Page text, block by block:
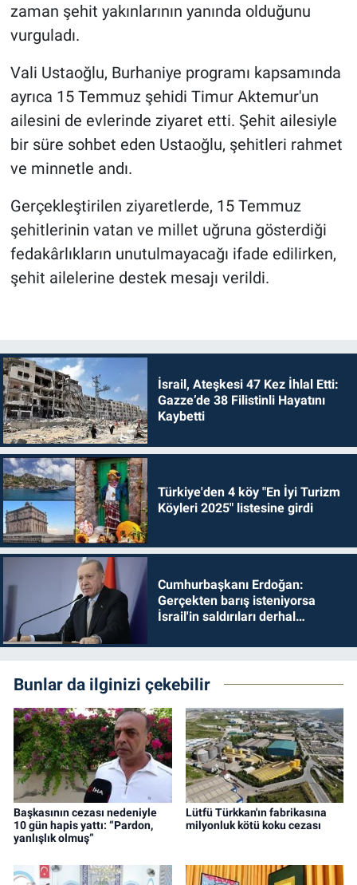
zaman şehit yakınlarının yanında olduğunu
vurguladı.
Vali Ustaoğlu, Burhaniye programı kapsamında
ayrıca 15 Temmuz şehidi Timur Aktemur'un
ailesini de evlerinde ziyaret etti. Şehit ailesiyle
bir süre sohbet eden Ustaoğlu, şehitleri rahmet
ve minnetle andı.
Gerçekleştirilen ziyaretlerde, 15 Temmuz
şehitlerinin vatan ve millet uğruna gösterdiği
fedakârlıkların unutulmayacağı ifade edilirken,
şehit ailelerine destek mesajı verildi.
İsrail, Ateşkesi 47 Kez İhlal Etti:
Gazze’de 38 Filistinli Hayatını
Kaybetti
Türkiye'den 4 köy "En İyi Turizm
Köyleri 2025" listesine girdi
Cumhurbaşkanı Erdoğan:
Gerçekten barış isteniyorsa
İsrail'in saldırıları derhal
Bunlar da ilginizi çekebilir
Başkasının cezası nedeniyle
10 gün hapis yattı: “Pardon,
yanlışlık olmuş”
Lütfü Türkkan'ın fabrikasına
milyonluk kötü koku cezası